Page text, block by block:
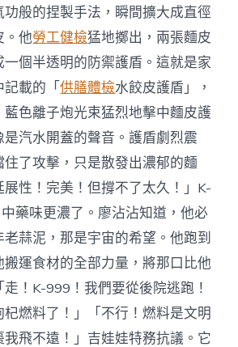
般的捏製手法，瞬間擴大成直徑
。他勞工健檢猛地擲出，兩張麵皮
個半透明的防禦護盾。這就是家
記載的「供膳體檢水餃皮護盾」，
色離子炮光束猛烈地擊中麵皮護
汽水開蓋的聲音。護盾劇烈震
了攻擊，只是散發出濃郁的麵
性！完美！但撐不了太久！」K-
藥味更濃了。廖沾沾知道，他必
蒜泥，那是宇宙的希望。他跑到
運食材的全部力量，將那口比他
！K-999！我們要從後院逃跑！
燃料了！」「不行！燃料是文明
飛不遠！」吉娃娃特務抗議。它